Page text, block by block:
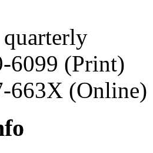
6099 (Print)
663X (Online)